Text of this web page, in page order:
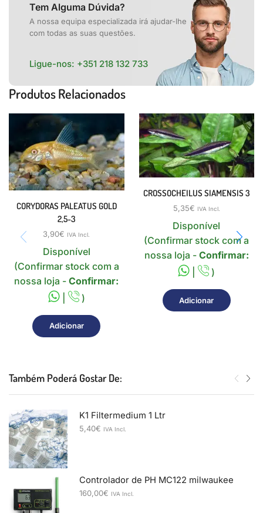
Tem Alguma Dúvida?
A nossa equipa especializada irá ajudar-lhe
com todas as suas questões.
Ligue-nos: +351 218 132 733
Produtos Relacionados
CORYDORAS PALEATUS GOLD
2,5-3
3,90€ IVA Incl.
Disponível
(Confirmar stock com a
nossa loja -Confirmar:
|
)
Adicionar
CROSSOCHEILUS SIAMENSIS 3
5,35€ IVA Incl.
Disponível
(Confirmar stock com a
nossa loja - Confirmar:
|
)
Adicionar
Também Poderá Gostar De:
K1 Filtermedium 1 Ltr
5,40€ IVA Incl.
Controlador de PH MC122 milwaukee
160,00€ IVA Incl.